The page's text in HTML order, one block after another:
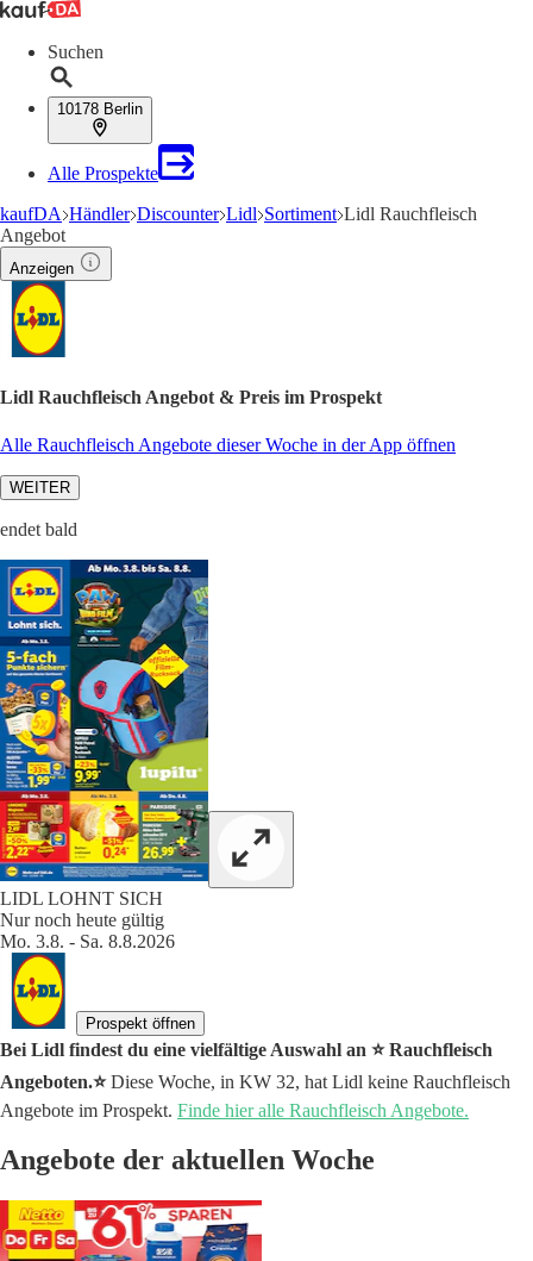
Suchen
10178 Berlin
Alle Prospekte
kaufDA Händler Discounter Lidl Sortiment Lidl Rauchfleisch
Angebot
Anzeigen
Lidl Rauchfleisch Angebot & Preis im Prospekt
Alle Rauchfleisch Angebote dieser Woche in der App öffnen
WEITER
endet bald
LIDL LOHNT SICH
Nur noch heute gültig
Mo. 3.8. - Sa. 8.8.2026
Prospekt öffnen
Bei Lidl findest du eine vielfältige Auswahl an ⭐️ Rauchfleisch
Angeboten.⭐️Diese Woche, in KW 32, hat Lidl keine Rauchfleisch
Angebote im Prospekt. Finde hier alle Rauchfleisch Angebote.
Angebote der aktuellen Woche